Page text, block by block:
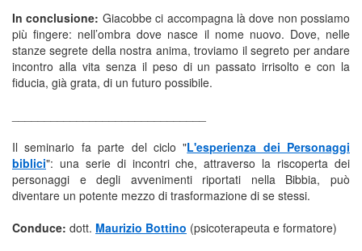
In conclusione: Giacobbe ci accompagna là dove non possiamo
più fingere: nell’ombra dove nasce il nome nuovo. Dove, nelle
stanze segrete della nostra anima, troviamo il segreto per andare
incontro alla vita senza il peso di un passato irrisolto e con la
fiducia, già grata, di un futuro possibile.
Il seminario fa parte del ciclo "L'esperienza dei Personaggi
biblici": una serie di incontri che, attraverso la riscoperta dei
personaggi e degli avvenimenti riportati nella Bibbia, può
diventare un potente mezzo di trasformazione di se stessi.
Conduce: dott. Maurizio Bottino (psicoterapeuta e formatore)